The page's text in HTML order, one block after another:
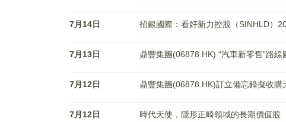
7月14日 招銀國際：看好新力控股（SINHLD）
7月13日 鼎豐集團(06878.HK) “汽車新零售”路線
7月12日 鼎豐集團(06878.HK)訂立備忘錄擬收購
7月12日 時代天使，隱形正畸領域的長期價值股